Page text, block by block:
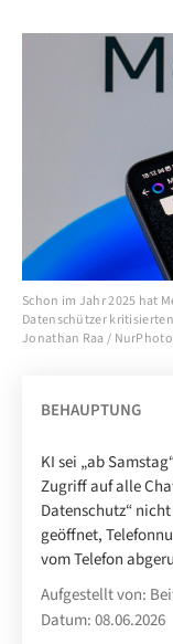
Schon im Jahr 2025 hat
Datenschützer
Jonathan Raa /
BEHAUPTUNG
KI sei „ab
Zugriff auf alle
Datenschutz“
geöffnet,
vom Telefon
Aufgestellt von:
Datum: 08.06.2026